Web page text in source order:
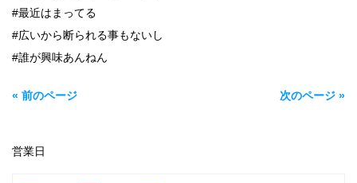
#最近はまってる
#広いから断られる事もないし
#誰が興味あんねん
« 前のページ 次のページ »
営業日